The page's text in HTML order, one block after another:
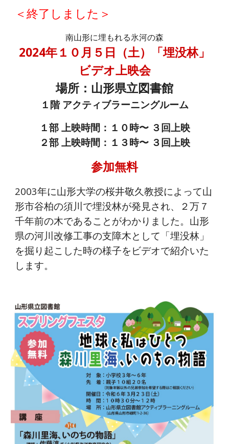
＜終了しました＞
南山形に埋もれる氷河の森
2024年１０月５日（土）「埋没林」
ビデオ上映会
場所：山形県立図書館
１階 アクティブラーニングルーム
１部 上映時間：１０時〜 ３回上映
２部 上映時間：１３時〜 ３回上映
参加無料
2003年に山形大学の桜井敬久教授によって山
形市谷柏の須川で埋没林が発見され、２万７
千年前の木であることがわかりました。山形
県の河川改修工事の支障木として「埋没林」
を掘り起こした時の様子をビデオで紹介いた
します。